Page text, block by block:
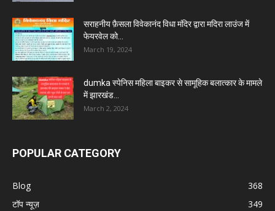
सराहनीय फ़ैसला विवेकानंद विधा मंदिर द्वारा मदिरा लाउंज में
फेयरवेल को...
March 19, 2024
dumka स्पेनिस महिला बाइकर से सामूहिक बलात्कार के मामले
में झारखंड...
March 2, 2024
POPULAR CATEGORY
Blog
368
टॉप न्यूज़
349